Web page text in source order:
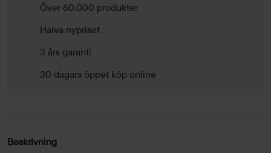
Över 60.000 produkter
Halva nypriset
3 års garanti
30 dagars öppet köp online
Beskrivning